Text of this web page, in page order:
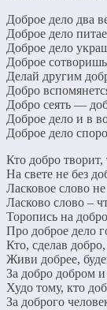
Доброе дело два
Доброе дело
Доброе дело
Доброе
Делай другим
Добро
Добро сеять —
Доброе дело и в
Доброе дело
Кто добро творит,
На свете не без
Ласковое слово
Ласково слово –
Торопись на
Про доброе дело
Кто, сделав
Живи добрее,
За добро добром и
Худо тому, кто
За доброго